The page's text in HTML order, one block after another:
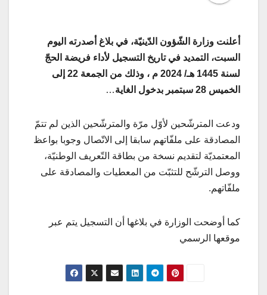
أعلنت وزارة الشّؤون الدّينيّة، في بلاغ أصدرته اليوم
السبت، التمديد في تاريخ التسجيل لأداء فريضة الحجّ
لسنة 1445 هـ/ 2024 م ، وذلك من الجمعة 22 إلى
الخميس 28 سبتمبر بدخول الغاية
…
ودعت المترشّحين لأوّل مرّة والمترشّحين الذين لم تتمّ
المصادقة على ملفّاتهم سابقا إلى الاتّصال وجوبا بواعظ
المعتمديّة لتقديم نسخة من بطاقة التّعريف الوطنيّة،
ووصل الترشّح للتثبّت من المعطيات والمصادقة على
ملفّاتهم.
كما أوضحت الوزارة في بلاغها أن التسجيل يتم عبر
موقعها الرسمي